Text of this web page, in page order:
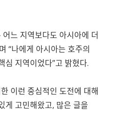
느 지역보다도 아시아에 더
“나에게 아시아는 호주의
심 지역이었다”고 밝혔다.
이런 중심적인 도전에 대해
게 고민해왔고, 많은 글을